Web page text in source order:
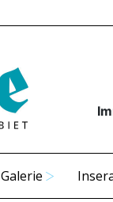
Galerie